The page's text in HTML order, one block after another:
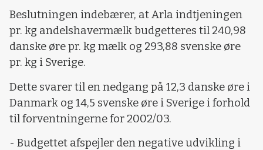
Beslutningen indebærer, at Arla indtjeningen
pr. kg andelshavermælk budgetteres til 240,98
danske øre pr. kg mælk og 293,88 svenske øre
pr. kg i Sverige.
Dette svarer til en nedgang på 12,3 danske øre i
Danmark og 14,5 svenske øre i Sverige i forhold
til forventningerne for 2002/03.
- Budgettet afspejler den negative udvikling i